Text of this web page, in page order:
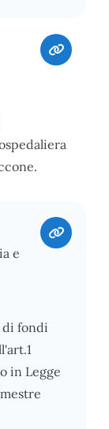
e
fondi
in Legge